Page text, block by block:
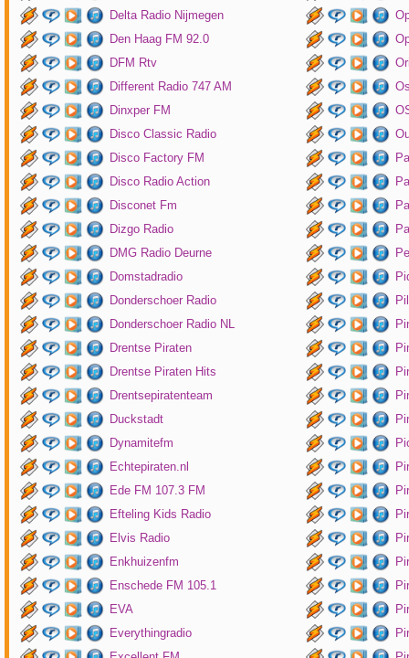
Delta Radio Nijmegen
Den Haag FM 92.0
DFM Rtv
Different Radio 747 AM
Dinxper FM
Disco Classic Radio
Disco Factory FM
Disco Radio Action
Disconet Fm
Dizgo Radio
DMG Radio Deurne
Domstadradio
Donderschoer Radio
Donderschoer Radio NL
Drentse Piraten
Drentse Piraten Hits
Drentsepiratenteam
Duckstadt
Dynamitefm
Echtepiraten.nl
Ede FM 107.3 FM
Efteling Kids Radio
Elvis Radio
Enkhuizenfm
Enschede FM 105.1
EVA
Everythingradio